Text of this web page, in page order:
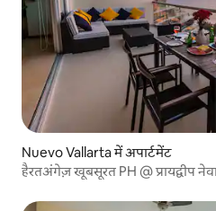
Nuevo Vallarta में अपार्टमेंट
हैरतअंगेज़ खूबसूरत PH @ प्रायद्वीप